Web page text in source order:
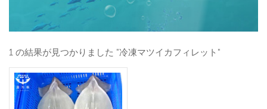
1 の結果が見つかりました "冷凍マツイカフィレット"